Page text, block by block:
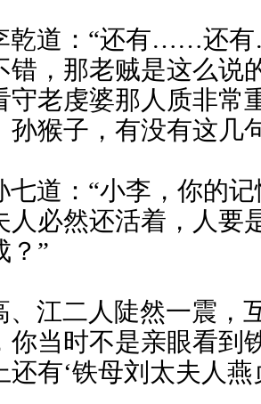
道：“还有……还有
错，那老贼是这么说
守老虔婆那人质非常
孙猴子，有没有这几
道：“小李，你的
人必然还活着，人要
？”
江二人陡然一震，
你当时不是亲眼看到
还有‘铁母刘太夫人